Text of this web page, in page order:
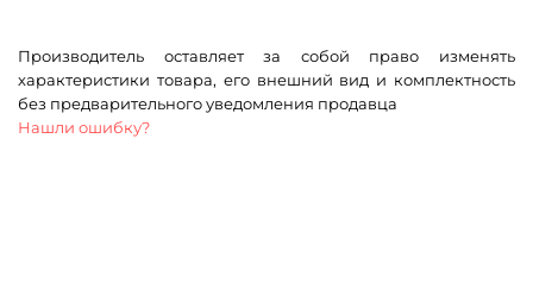
Производитель оставляет за собой право изменять
характеристики товара, его внешний вид и комплектность
без предварительного уведомления продавца
Нашли ошибку?